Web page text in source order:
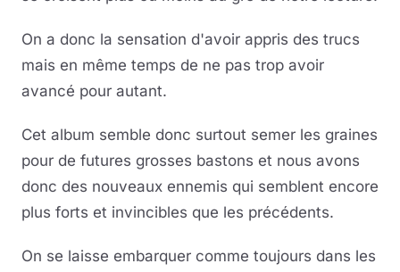
On a donc la sensation d'avoir appris des trucs
mais en même temps de ne pas trop avoir
avancé pour autant.
Cet album semble donc surtout semer les graines
pour de futures grosses bastons et nous avons
donc des nouveaux ennemis qui semblent encore
plus forts et invincibles que les précédents.
On se laisse embarquer comme toujours dans les